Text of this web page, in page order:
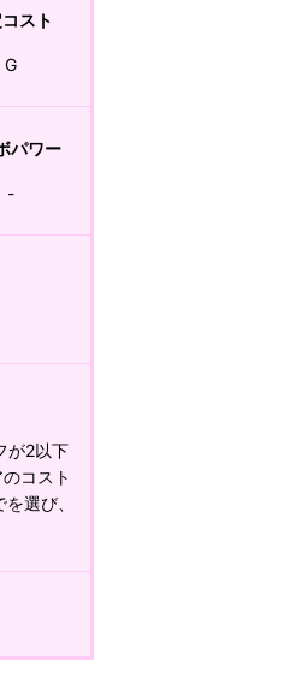
スト
G
パワー
-
が2以下
コスト
選び、